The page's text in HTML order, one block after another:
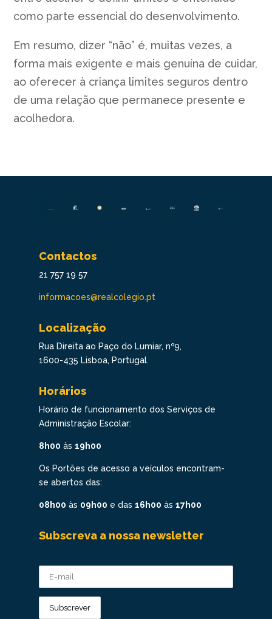
como parte essencial do desenvolvimento.
Em resumo, dizer “não” é, muitas vezes, a
forma mais exigente e mais genuína de cuidar,
ao oferecer à criança limites seguros dentro
de uma relação que permanece presente e
acolhedora.
Contactos
21 757 19 57
informacoes@realcolegio.pt
Localização
Rua Direita ao Paço do Lumiar, nº9,
1600-435 Lisboa, Portugal.
Horários
Horário de funcionamento dos Serviços de
Administração Escolar:
8h00 às 19h00
Os Portões de acesso a veículos encontram-
se abertos das:
08h00 às 09h00 e das 16h00 às 17h00
Subscreva a nossa newsletter